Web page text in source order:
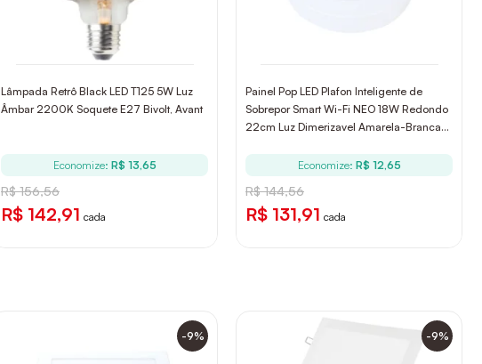
Lâmpada Retrô Black LED T125 5W Luz
Âmbar 2200K Soquete E27 Bivolt, Avant
Economize: R$ 13,65
R$ 156,56
R$ 142,91 cada
Painel Pop LED Plafon Inteligente de
Sobrepor Smart Wi-Fi NEO 18W Redondo
22cm Luz Dimerizavel Amarela-Branca
Economize: R$ 12,65
R$ 144,56
R$ 131,91 cada
-9% -9%